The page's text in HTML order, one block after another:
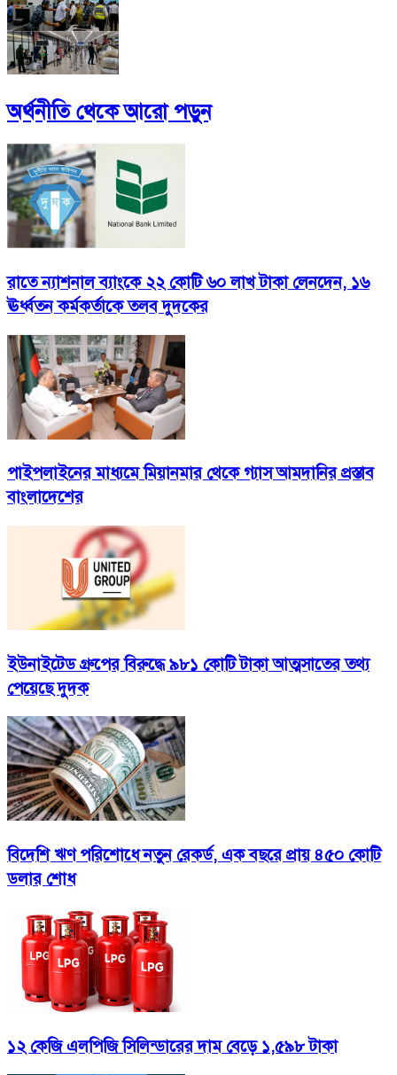
অর্থনীতিথেকে আরো পড়ুন
রাতে ন্যাশনাল ব্যাংকে ২২ কোটি ৬০ লাখ টাকা লেনদেন, ১৬
ঊর্ধ্বতন কর্মকর্তাকে তলব দুদকের
পাইপলাইনের মাধ্যমে মিয়ানমার থেকে গ্যাস আমদানির প্রস্তাব
বাংলাদেশের
ইউনাইটেড গ্রুপের বিরুদ্ধে ৯৮১ কোটি টাকা আত্মসাতের তথ্য
পেয়েছে দুদক
বিদেশি ঋণ পরিশোধে নতুন রেকর্ড, এক বছরে প্রায় ৪৫০ কোটি
ডলার শোধ
১২ কেজি এলপিজি সিলিন্ডারের দাম বেড়ে ১,৫৯৮ টাকা